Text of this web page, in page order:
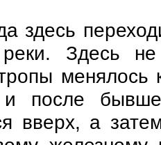
здесь
Здесь
менялось
и после
вверх, а